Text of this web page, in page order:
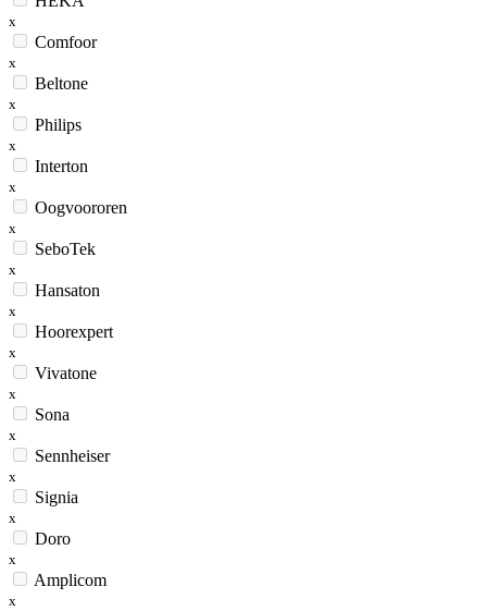
x
Comfoor
x
Beltone
x
Philips
x
Interton
x
Oogvoororen
x
SeboTek
x
Hansaton
x
Hoorexpert
x
Vivatone
x
Sona
x
Sennheiser
x
Signia
x
Doro
x
Amplicom
x